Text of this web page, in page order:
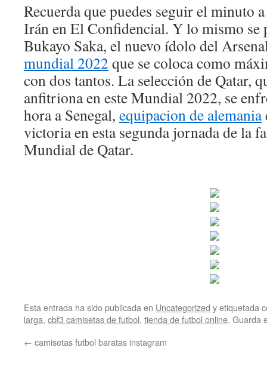
Recuerda que puedes seguir el minuto
Irán en El Confidencial. Y lo mismo se
Bukayo Saka, el nuevo ídolo del
mundial 2022 que se coloca como
con dos tantos. La selección de Qatar,
anfitriona en este Mundial 2022, se
hora a Senegal, equipacion de alemania
victoria en esta segunda jornada de la
Mundial de Qatar.
Esta entrada ha sido publicada en Uncategorized y etiquetada
larga, cbf3 camisetas de futbol, tienda de futbol online. Guarda
← camisetas futbol baratas instagram